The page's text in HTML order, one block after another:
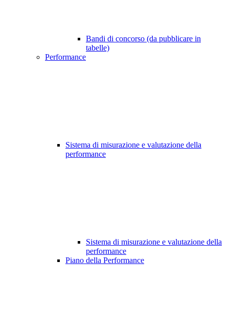
Bandi di concorso (da pubblicare in
tabelle)
Performance
Sistema di misurazione e valutazione della
performance
Sistema di misurazione e valutazione della
performance
Piano della Performance